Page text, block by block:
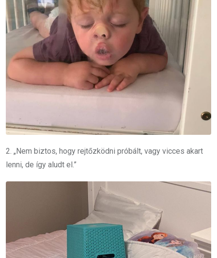
2. „Nem biztos, hogy rejtőzködni próbált, vagy vicces akart
lenni, de így aludt el.”